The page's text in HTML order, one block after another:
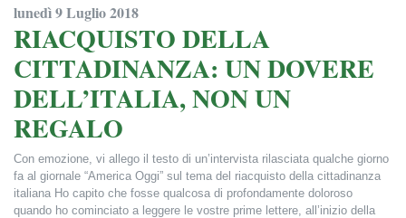
lunedì 9 Luglio 2018
RIACQUISTO DELLA
CITTADINANZA: UN DOVERE
DELL’ITALIA, NON UN
REGALO
Con emozione, vi allego il testo di un’intervista rilasciata qualche giorno
fa al giornale “America Oggi” sul tema del riacquisto della cittadinanza
italiana Ho capito che fosse qualcosa di profondamente doloroso
quando ho cominciato a leggere le vostre prime lettere, all’inizio della